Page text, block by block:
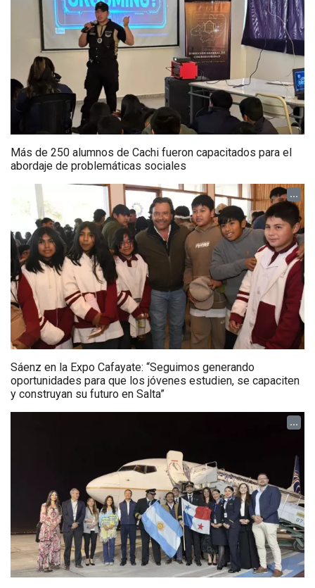
Más de 250 alumnos de Cachi fueron capacitados para el
abordaje de problemáticas sociales
...
Sáenz en la Expo Cafayate: “Seguimos generando
oportunidades para que los jóvenes estudien, se capaciten
y construyan su futuro en Salta”
...